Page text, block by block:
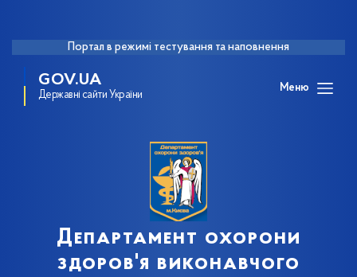
Портал в режимі тестування та наповнення
GOV.UA
Державні сайти України
Меню
Департамент охорони
здоров'я виконавчого